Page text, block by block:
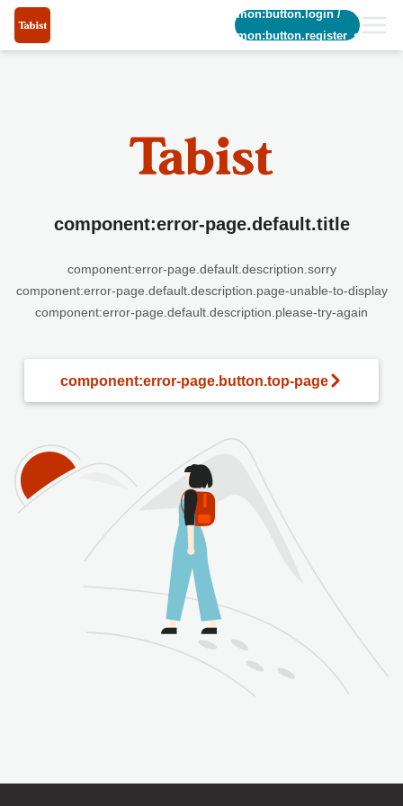
common:button.login/
common:button.register_short
component:error-page.default.title
component:error-page.default.description.sorry
component:error-page.default.description.page-unable-to-display
component:error-page.default.description.please-try-again
component:error-page.button.top-page